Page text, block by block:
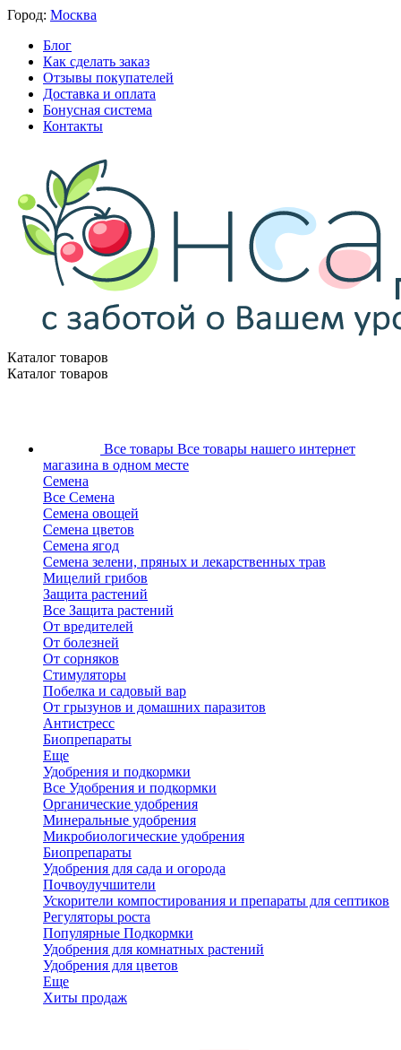
Город: Москва
Блог
Как сделать заказ
Отзывы покупателей
Доставка и оплата
Бонусная система
Контакты
Каталог товаров
Каталог товаров
Все товары Все товары нашего интернет
магазина в одном месте
Семена
Все Семена
Семена овощей
Семена цветов
Семена ягод
Семена зелени, пряных и лекарственных трав
Мицелий грибов
Защита растений
Все Защита растений
От вредителей
От болезней
От сорняков
Стимуляторы
Побелка и садовый вар
От грызунов и домашних паразитов
Антистресс
Биопрепараты
Еще
Удобрения и подкормки
Все Удобрения и подкормки
Органические удобрения
Минеральные удобрения
Микробиологические удобрения
Биопрепараты
Удобрения для сада и огорода
Почвоулучшители
Ускорители компостирования и препараты для септиков
Регуляторы роста
Популярные Подкормки
Удобрения для комнатных растений
Удобрения для цветов
Еще
Хиты продаж